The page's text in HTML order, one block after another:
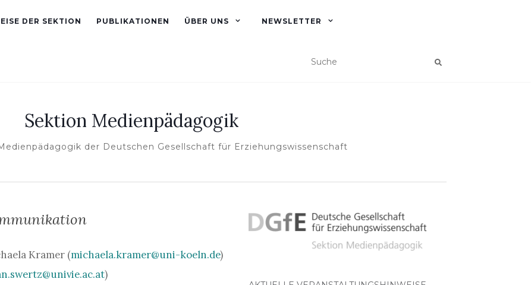
DER SEKTION PUBLIKATIONEN ÜBER UNS NEWSLETTER
Sektion Medienpädagogik
der Deutschen Gesellschaft für Erziehungswissenschaft
Kramer (michaela.kramer@uni-koeln.de)
)